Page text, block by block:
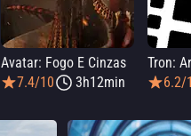
Avatar: Fogo E Cinzas
7.4/10
3h12min
Tron:
6.2/